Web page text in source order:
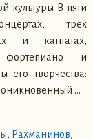
культуры В пяти
трех
и кантатах,
и
его творчества:
…
, Рахманинов,